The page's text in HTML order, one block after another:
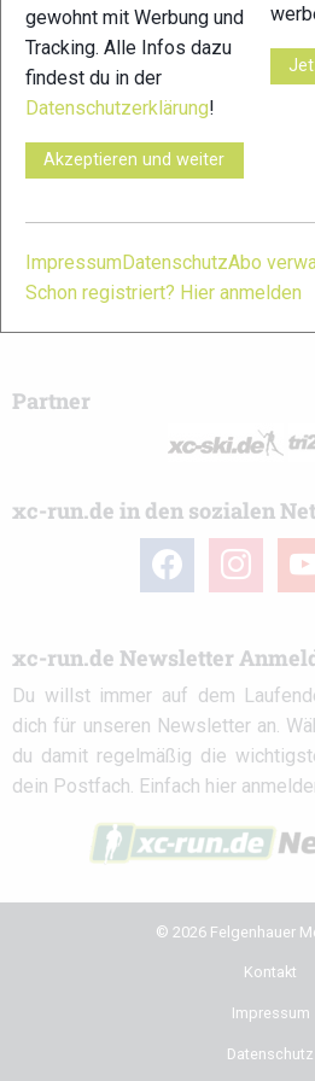
Schreibe einen Kommentar
xc-run.de ist DAS
aktuellen News aus der
Trailrunning-Community und
ObTrailrunning-Anfänger oder
immer ein offenes Ohr für dich! Du
Partner
xc-run.de in den sozialen
facebook instagram
xc-run.de Newsletter
Du willst immer auf dem
dich für unseren Newsletter an.
du damit regelmäßig die
dein Postfach. Einfach hier
© 2026 Felgenhauer
Kontakt
Impressum
Datenschutz
gewohnt mit Werbung und
Tracking. Alle Infos dazu
findest du in der
Datenschutzerklärung!
Akzeptieren und weiter
Impressum DatenschutzAbo
Schon registriert? Hier anmelden